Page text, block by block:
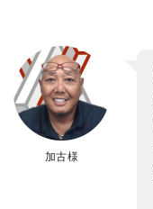
加古様